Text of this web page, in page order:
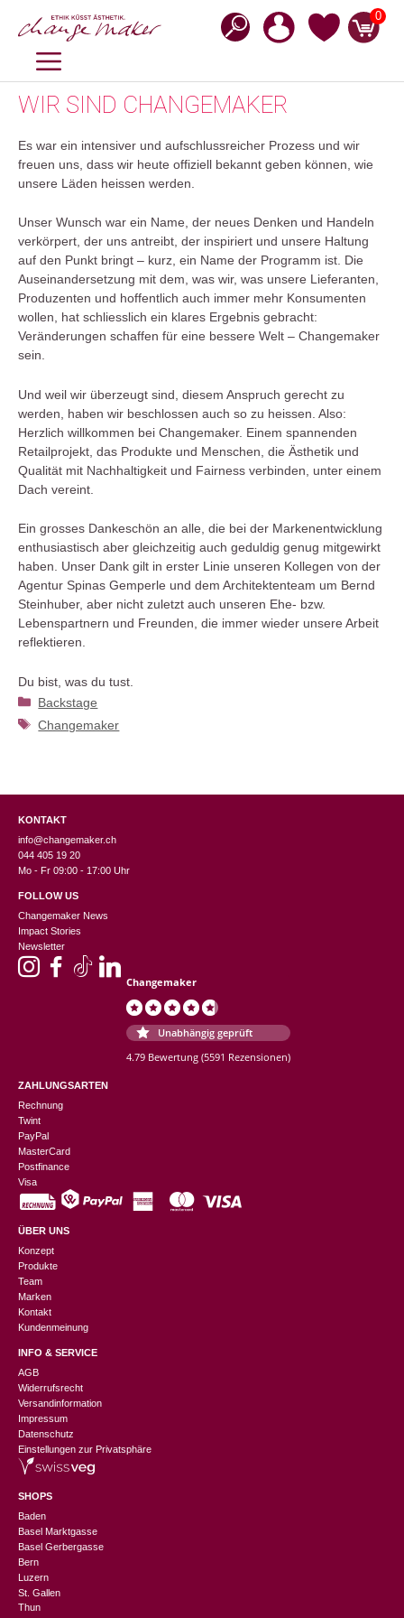
Inhalt
0
MENÜ
WIR SIND CHANGEMAKER
Es war ein intensiver und aufschlussreicher Prozess und wir
freuen uns, dass wir heute offiziell bekannt geben können, wie
unsere Läden heissen werden.
Unser Wunsch war ein Name, der neues Denken und Handeln
verkörpert, der uns antreibt, der inspiriert und unsere Haltung
auf den Punkt bringt – kurz, ein Name der Programm ist. Die
Auseinandersetzung mit dem, was wir, was unsere Lieferanten,
Produzenten und hoffentlich auch immer mehr Konsumenten
wollen, hat schliesslich ein klares Ergebnis gebracht:
Veränderungen schaffen für eine bessere Welt – Changemaker
sein.
Und weil wir überzeugt sind, diesem Anspruch gerecht zu
werden, haben wir beschlossen auch so zu heissen. Also:
Herzlich willkommen bei Changemaker. Einem spannenden
Retailprojekt, das Produkte und Menschen, die Ästhetik und
Qualität mit Nachhaltigkeit und Fairness verbinden, unter einem
Dach vereint.
Ein grosses Dankeschön an alle, die bei der Markenentwicklung
enthusiastisch aber gleichzeitig auch geduldig genug mitgewirkt
haben. Unser Dank gilt in erster Linie unseren Kollegen von der
Agentur Spinas Gemperle und dem Architektenteam um Bernd
Steinhuber, aber nicht zuletzt auch unseren Ehe- bzw.
Lebenspartnern und Freunden, die immer wieder unsere Arbeit
reflektieren.
Du bist, was du tust.
Kategorien
Backstage
Schlagwörter
Changemaker
KONTAKT
info@changemaker.ch
044 405 19 20
Mo - Fr 09:00 - 17:00 Uhr
FOLLOW US
Changemaker News
Impact Stories
Newsletter
Changemaker
Unabhängig geprüft
4.79 Bewertung (5591 Rezensionen)
ZAHLUNGSARTEN
Rechnung
Twint
PayPal
MasterCard
Postfinance
Visa
ÜBER UNS
Konzept
Produkte
Team
Marken
Kontakt
Kundenmeinung
INFO & SERVICE
AGB
Widerrufsrecht
Versandinformation
Impressum
Datenschutz
Einstellungen zur Privatsphäre
SHOPS
Baden
Basel Marktgasse
Basel Gerbergasse
Bern
Luzern
St. Gallen
Thun